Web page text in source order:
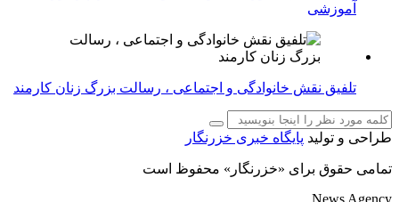
آموزشی
تلفیق نقش خانوادگی و اجتماعی ، رسالت بزرگ زنان کارمند
طراحی و تولید پایگاه خبری خزرنگار
تمامی حقوق برای «خزرنگار» محفوظ است
News Agency